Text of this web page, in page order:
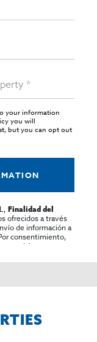
your information
you will
but you can opt out
Finalidad del
ofrecidos a través
de información a
consentimiento,
elaborar
de los